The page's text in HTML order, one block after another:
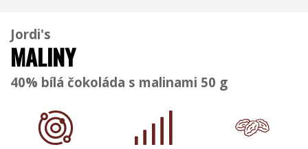
Jordi's
MALINY
40% bílá čokoláda s malinami 50 g